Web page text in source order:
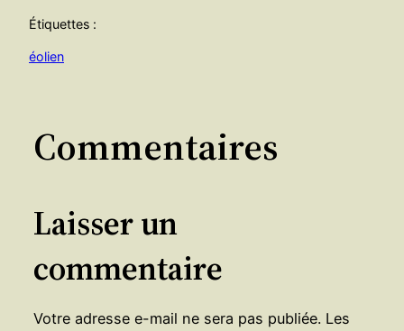
Étiquettes :
éolien
Commentaires
Laisser un
commentaire
Votre adresse e-mail ne sera pas publiée. Les